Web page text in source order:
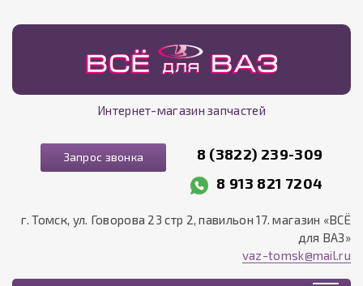
Интернет-магазин запчастей
Запрос звонка
8 (3822) 239-309
8 913 821 7204
г. Томск, ул. Говорова 23 стр 2, павильон 17. магазин «ВСЁ
для ВАЗ»
vaz-tomsk@mail.ru